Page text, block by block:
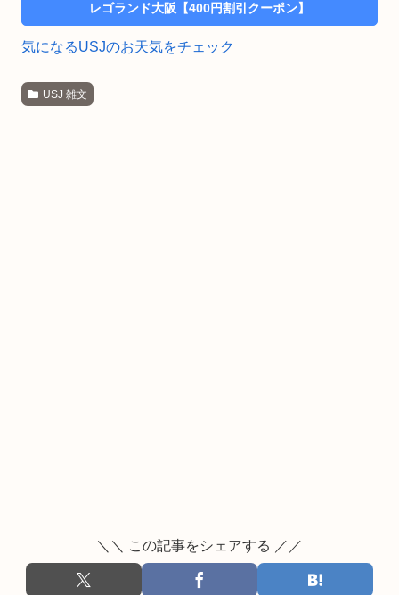
レゴランド大阪【400円割引クーポン】
気になるUSJのお天気をチェック
USJ 雑文
＼＼ この記事をシェアする ／／